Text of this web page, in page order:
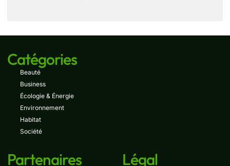
Catégories
Beauté
Business
Écologie & Énergie
Environnement
Habitat
Société
Partenaires Légal